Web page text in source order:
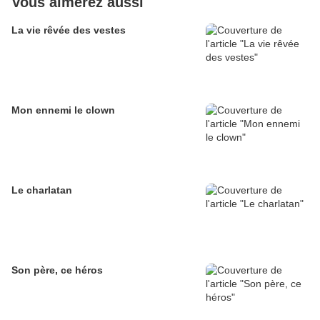
La vie rêvée des vestes
Mon ennemi le clown
Le charlatan
Son père, ce héros